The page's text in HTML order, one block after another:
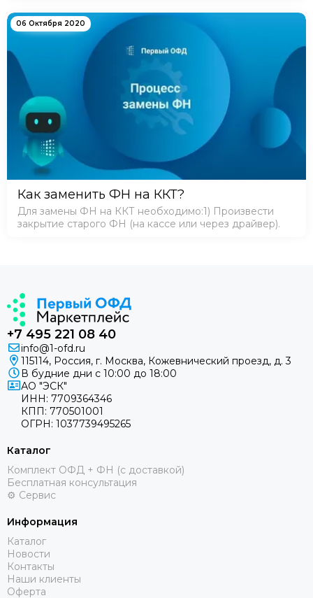
необходимости внесения этих данных в систему.
06 Октября 2020
Как заменить ФН на ККТ?
Для замены ФН на ККТ необходимо:1) Произвести
закрытие старого ФН (на кассе или через драйвер).
+7 495 221 08 40
info@1-ofd.ru
115114, Россия, г. Москва, Кожевнический проезд, д. 3
В будние дни c 10:00 до 18:00
АО "ЭСК"
ИНН: 7709364346
КПП: 770501001
ОГРН: 1037739495265
Каталог
Комплект ОФД + ФН (с доставкой)
Бесплатная консультация
⚙️ Сервис
Информация
Каталог
Новости
Контакты
Наши клиенты
Оферта